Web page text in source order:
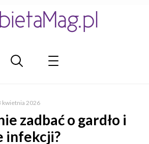
kwietnia 2026
zadbać o gardło i
infekcji?